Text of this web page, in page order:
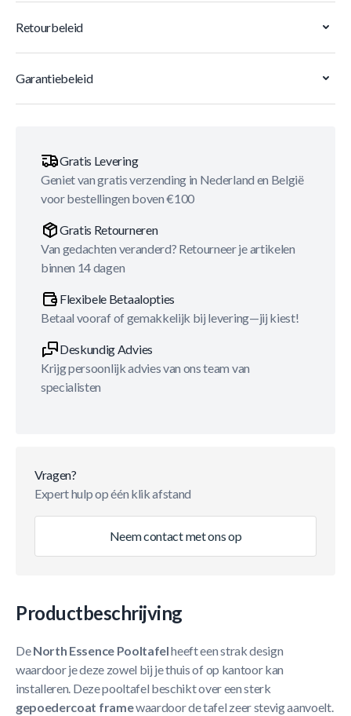
Retourbeleid
Garantiebeleid
Gratis Levering
Geniet van gratis verzending in Nederland en België
voor bestellingen boven €100
Gratis Retourneren
Van gedachten veranderd? Retourneer je artikelen
binnen 14 dagen
Flexibele Betaalopties
Betaal vooraf of gemakkelijk bij levering—jij kiest!
Deskundig Advies
Krijg persoonlijk advies van ons team van
specialisten
Vragen?
Expert hulp op één klik afstand
Neem contact met ons op
Productbeschrijving
DeNorth Essence Pooltafelheeft een strak design
waardoor je deze zowel bij je thuis of op kantoor kan
installeren. Deze pooltafel beschikt over een sterk
gepoedercoat framewaardoor de tafel zeer stevig aanvoelt.